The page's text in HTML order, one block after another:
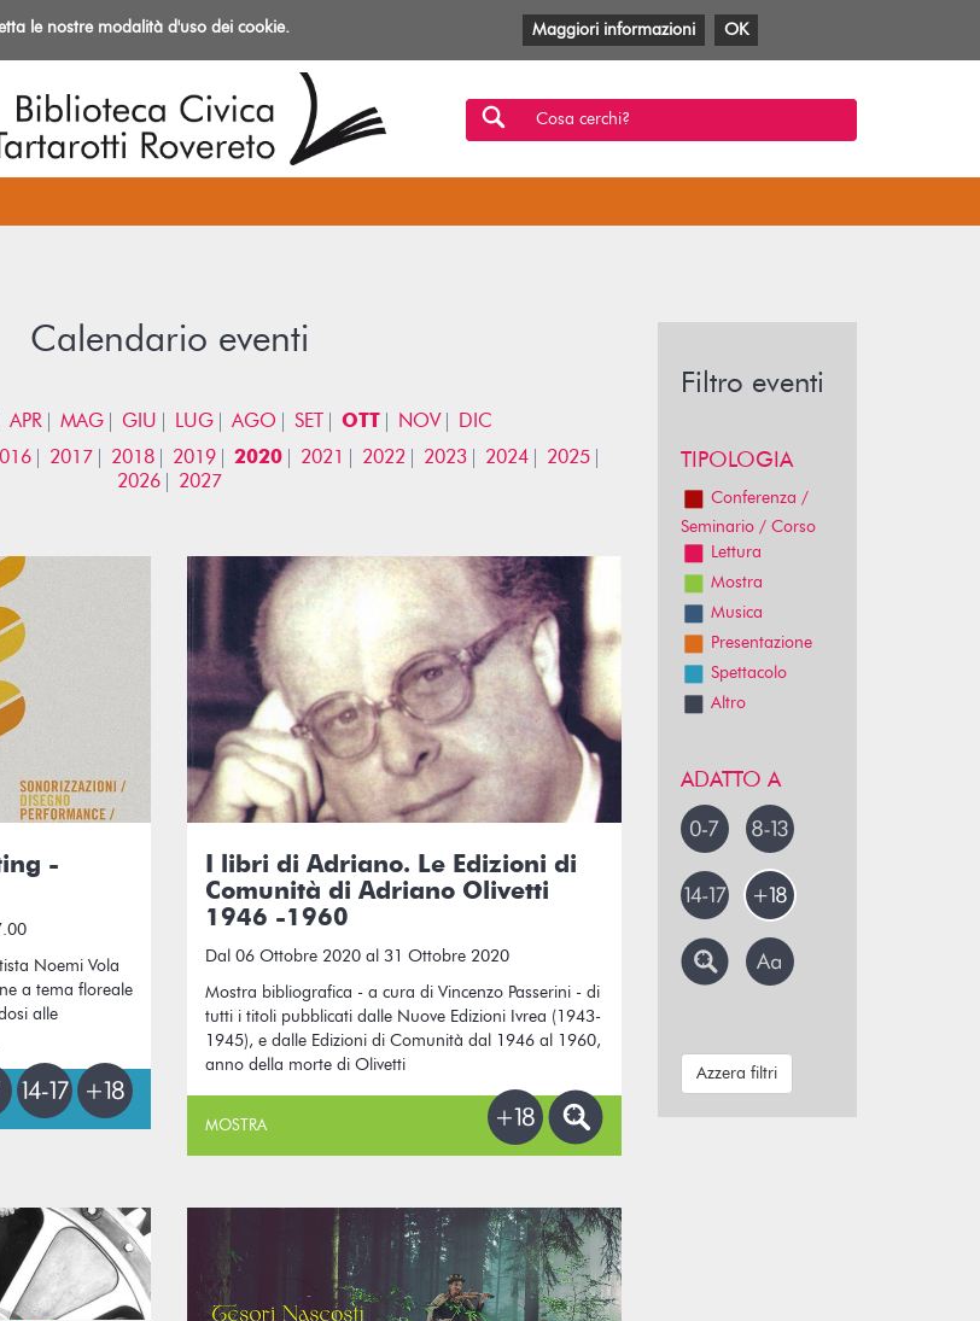
Facebook
TwitterYouTube
Anobii
SBTMlol
Cosa cerchi?
Calendario eventi
APR MAG GIU LUG AGO SET OTT NOV
DIC
2017 2018 2019 2020 2021 2022 2023 2024
2025
2026
2027
-
Noemi Vola
a tema floreale
alle
I libri di Adriano. Le Edizioni di
Comunità di Adriano Olivetti
1946 -1960
Dal 06 Ottobre 2020 al 31 Ottobre 2020
Mostra bibliografica - a cura di Vincenzo Passerini - di
tutti i titoli pubblicati dalle Nuove Edizioni Ivrea (1943-
1945), e dalle Edizioni di Comunità dal 1946 al 1960,
anno della morte di Olivetti
MOSTRA
Filtro eventi
TIPOLOGIA
Conferenza /
Seminario / Corso
Lettura
Mostra
Musica
Presentazione
Spettacolo
Altro
ADATTO A
Azzera filtri
le nostre modalità d'uso dei cookie. Maggiori informazioni OK